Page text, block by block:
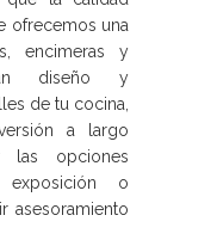
ofrecemos una
encimeras y
diseño y
de tu cocina,
a largo
las opciones
exposición o
asesoramiento